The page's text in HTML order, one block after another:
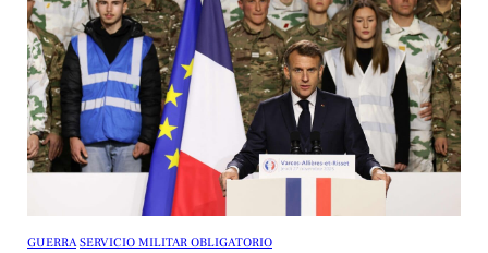
GUERRA SERVICIO MILITAR OBLIGATORIO